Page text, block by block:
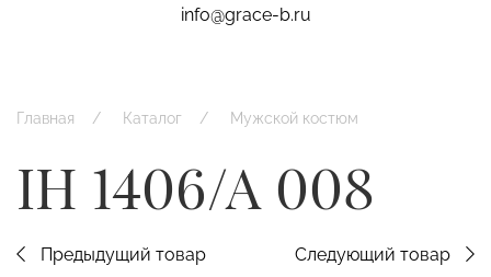
info@grace-b.ru
Главная Каталог Мужской костюм
IH 1406/A 008
Предыдущий товар Следующий товар